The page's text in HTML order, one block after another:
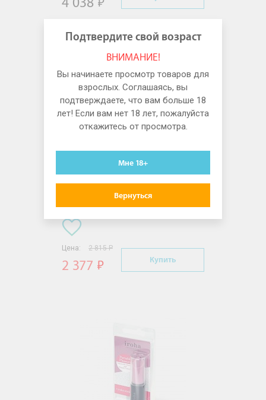
Вибратор Компьютер Smile
Pearl Bunny Розовый
Цена: 2 815 Р
2 377 Купить
Подтвердите свой возраст
ВНИМАНИЕ!
Вы начинаете просмотр товаров для
взрослых. Соглашаясь, вы
подтверждаете, что вам больше 18
лет! Если вам нет 18 лет, пожалуйста
откажитесь от просмотра.
Мне 18+
Вернуться